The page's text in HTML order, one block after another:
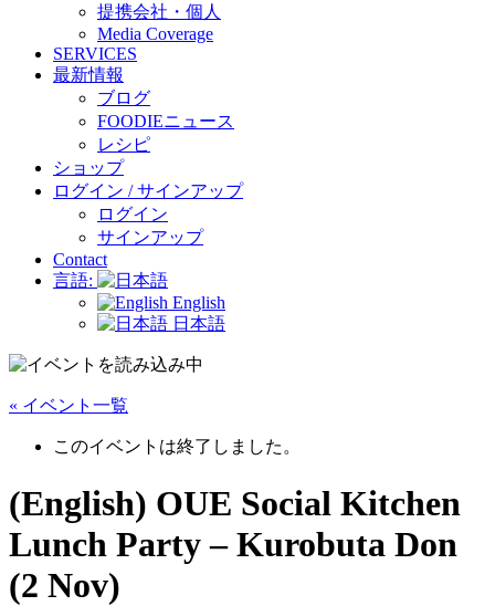
提携会社・個人
Media Coverage
SERVICES
最新情報
ブログ
FOODIEニュース
レシピ
ショップ
ログイン / サインアップ
ログイン
サインアップ
Contact
言語:
English
日本語
« イベント一覧
このイベントは終了しました。
(English) OUE Social Kitchen
Lunch Party – Kurobuta Don
(2 Nov)